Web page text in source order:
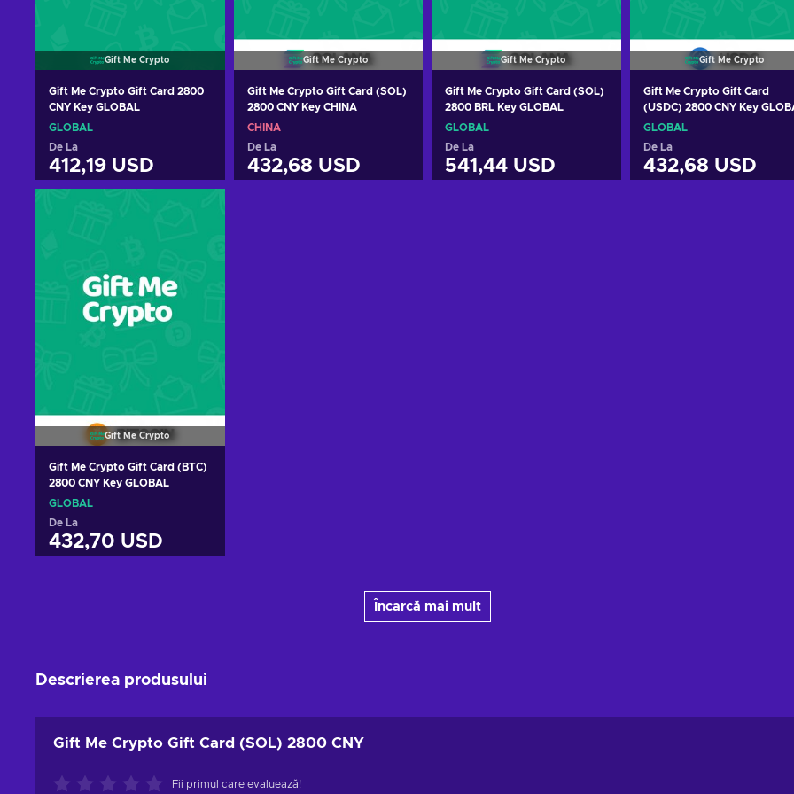
Gift Me Crypto
Gift Me Crypto Gift Card 2800
CNY Key GLOBAL
GLOBAL
De La
412,19 USD
Gift Me Crypto
Gift Me Crypto Gift Card (SOL)
2800 CNY Key CHINA
CHINA
De La
432,68 USD
Gift Me Crypto
Gift Me Crypto Gift Card (SOL)
2800 BRL Key GLOBAL
GLOBAL
De La
541,44 USD
Gift Me Crypto
Gift Me Crypto Gift Card
(USDC) 2800 CNY Key
GLOBAL
De La
432,68 USD
Gift Me Crypto
Gift Me Crypto Gift Card (BTC)
2800 CNY Key GLOBAL
GLOBAL
De La
432,70 USD
Încarcă mai mult
Descrierea produsului
Gift Me Crypto Gift Card (SOL) 2800 CNY
Fii primul care evaluează!